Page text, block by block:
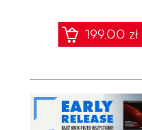
199.00 zł